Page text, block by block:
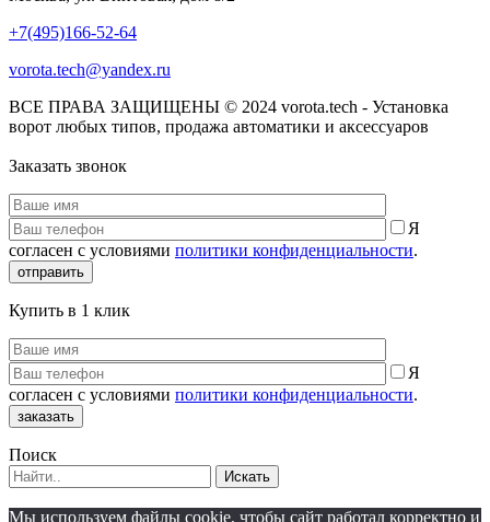
+7(495)166-52-64
vorota.tech@yandex.ru
ВСЕ ПРАВА ЗАЩИЩЕНЫ © 2024 vorota.tech - Установка
ворот любых типов, продажа автоматики и аксессуаров
Заказать звонок
Я
согласен с условиями политики конфиденциальности.
отправить
Купить в 1 клик
Я
согласен с условиями политики конфиденциальности.
заказать
Поиск
Искать
Мы используем файлы cookie, чтобы сайт работал корректно и